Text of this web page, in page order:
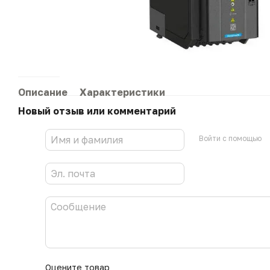
Описание
Характеристики
Новый отзыв или комментарий
Войти с помощью
Оцените товар